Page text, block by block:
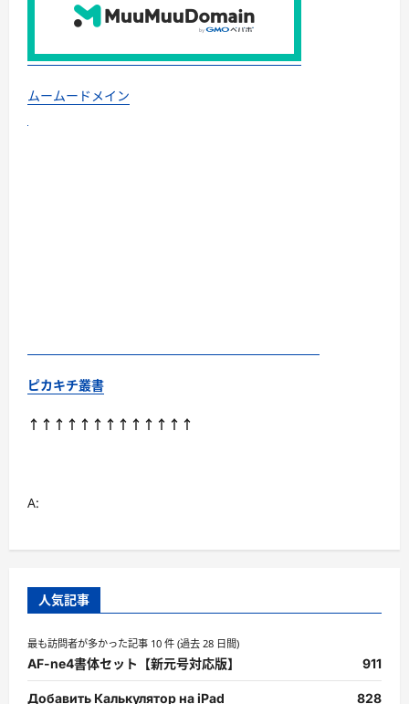
ムームードメイン
ピカキチ叢書
↑↑↑↑↑↑↑↑↑↑↑↑↑
A:
人気記事
最も訪問者が多かった記事 10 件 (過去 28 日間)
AF-ne4書体セット【新元号対応版】 911
Добавить Калькулятор на iPad 828